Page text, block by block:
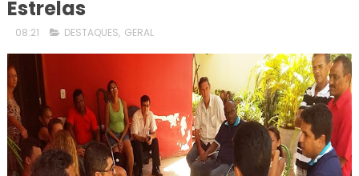
08:21 DESTAQUES, GERAL